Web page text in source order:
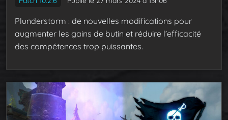
Plunderstorm : de nouvelles modifications pour
augmenter les gains de butin et réduire l’efficacité
des compétences trop puissantes.